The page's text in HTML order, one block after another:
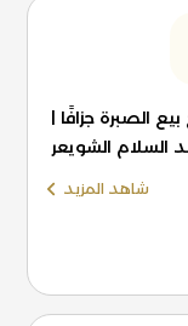
الصبرة جزافًا |
السلام الشويعر
شاهد المزيد